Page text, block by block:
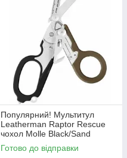
Популярний! Мультитул
Leatherman Raptor Rescue
чохол Molle Black/Sand
(833062) - Краща якість
тільки на Nukleon.com.ua
Готово до відправки